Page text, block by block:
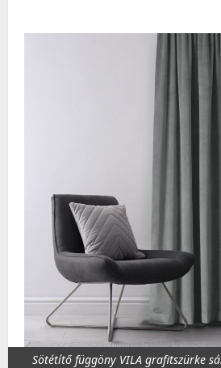
Sötétítő függöny VILA grafitszürke